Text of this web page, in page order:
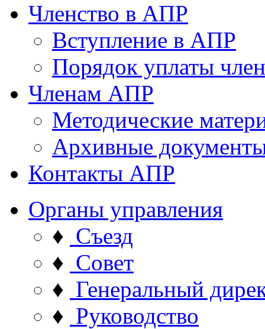
Членство в АПР
Вступление в АПР
Порядок уплаты
Членам АПР
Методические
Архивные
Контакты АПР
Органы управления
♦ Съезд
♦ Совет
♦ Генеральный
♦ Руководство